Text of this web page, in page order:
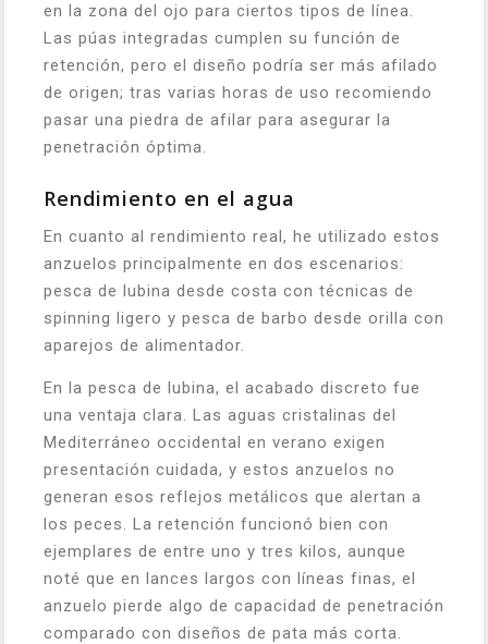
en la zona del ojo para ciertos tipos de línea.
Las púas integradas cumplen su función de
retención, pero el diseño podría ser más afilado
de origen; tras varias horas de uso recomiendo
pasar una piedra de afilar para asegurar la
penetración óptima.
Rendimiento en el agua
En cuanto al rendimiento real, he utilizado estos
anzuelos principalmente en dos escenarios:
pesca de lubina desde costa con técnicas de
spinning ligero y pesca de barbo desde orilla con
aparejos de alimentador.
En la pesca de lubina, el acabado discreto fue
una ventaja clara. Las aguas cristalinas del
Mediterráneo occidental en verano exigen
presentación cuidada, y estos anzuelos no
generan esos reflejos metálicos que alertan a
los peces. La retención funcionó bien con
ejemplares de entre uno y tres kilos, aunque
noté que en lances largos con líneas finas, el
anzuelo pierde algo de capacidad de penetración
comparado con diseños de pata más corta.